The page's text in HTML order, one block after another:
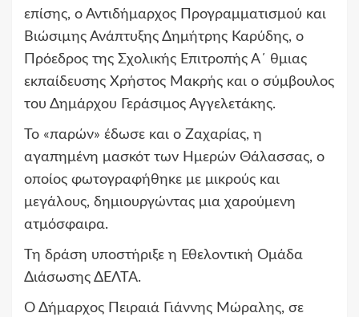
επίσης, ο Αντιδήμαρχος Προγραμματισμού και
Βιώσιµης Ανάπτυξης Δημήτρης Καρύδης, ο
Πρόεδρος της Σχολικής Επιτροπής Α΄ θμιας
εκπαίδευσης Χρήστος Μακρής και ο σύμβουλος
του Δημάρχου Γεράσιμος Αγγελετάκης.
Το «παρών» έδωσε και ο Ζαχαρίας, η
αγαπημένη μασκότ των Ημερών Θάλασσας, ο
οποίος φωτογραφήθηκε με μικρούς και
μεγάλους, δημιουργώντας μια χαρούμενη
ατμόσφαιρα.
Τη δράση υποστήριξε η Εθελοντική Ομάδα
Διάσωσης ΔΕΛΤΑ.
Ο Δήμαρχος Πειραιά Γιάννης Μώραλης, σε